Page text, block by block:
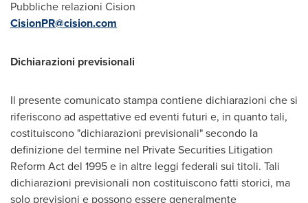
Pubbliche relazioni Cision
CisionPR@cision.com
Dichiarazioni previsionali
Il presente comunicato stampa contiene dichiarazioni che si
riferiscono ad aspettative ed eventi futuri e, in quanto tali,
costituiscono "dichiarazioni previsionali" secondo la
definizione del termine nel Private Securities Litigation
Reform Act del 1995 e in altre leggi federali sui titoli. Tali
dichiarazioni previsionali non costituiscono fatti storici, ma
solo previsioni e possono essere generalmente